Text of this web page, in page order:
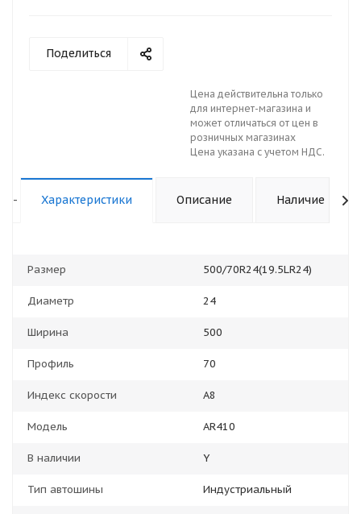
Поделиться
Цена действительна только
для интернет-магазина и
может отличаться от цен в
розничных магазинах
Цена указана с учетом НДС.
- Характеристики Описание Наличие
Размер 500/70R24(19.5LR24)
Диаметр 24
Ширина 500
Профиль 70
Индекс скорости А8
Модель AR410
В наличии Y
Тип автошины Индустриальный